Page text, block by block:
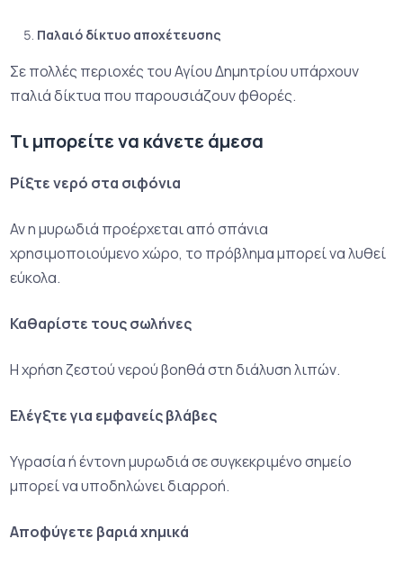
Παλαιό δίκτυο αποχέτευσης
Σε πολλές περιοχές του Αγίου Δημητρίου υπάρχουν
παλιά δίκτυα που παρουσιάζουν φθορές.
Τι μπορείτε να κάνετε άμεσα
Ρίξτε νερό στα σιφόνια
Αν η μυρωδιά προέρχεται από σπάνια
χρησιμοποιούμενο χώρο, το πρόβλημα μπορεί να λυθεί
εύκολα.
Καθαρίστε τους σωλήνες
Η χρήση ζεστού νερού βοηθά στη διάλυση λιπών.
Ελέγξτε για εμφανείς βλάβες
Υγρασία ή έντονη μυρωδιά σε συγκεκριμένο σημείο
μπορεί να υποδηλώνει διαρροή.
Αποφύγετε βαριά χημικά